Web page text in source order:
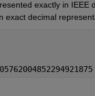
exactly in
exact decimal